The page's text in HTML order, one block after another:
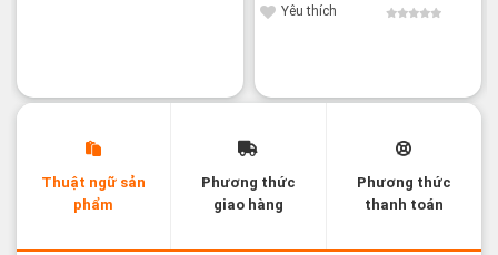
Yêu thích
Thuật ngữ sản
phẩm
Phương thức
giao hàng
Phương thức
thanh toán